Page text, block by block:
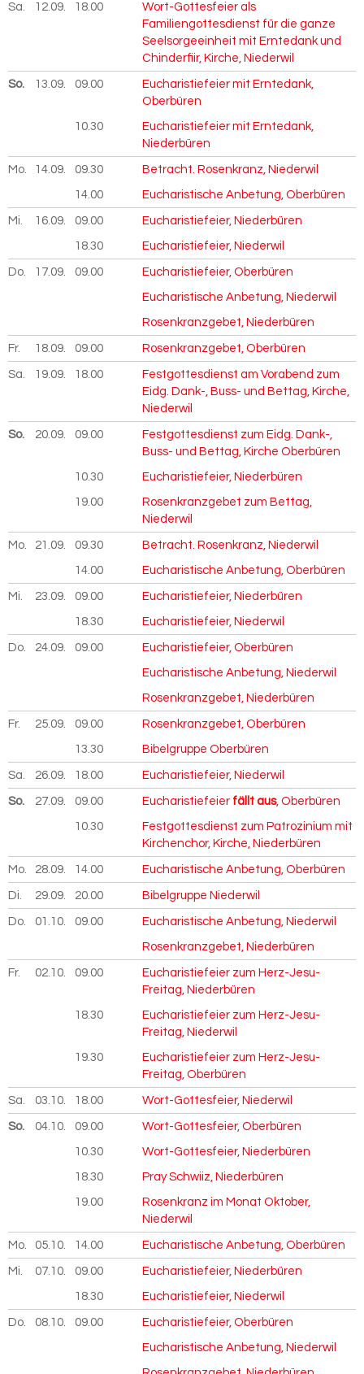
Sa. 12.09. 2026
18.00
Wort-Gottesfeier als
Familiengottesdienst für die ganze
Seelsorgeeinheit mit Erntedank und
Chinderfiir, Kirche, Niederwil
So. 13.09. 2026
09.00
Eucharistiefeier mit Erntedank,
Oberbüren
10.30
Eucharistiefeier mit Erntedank,
Niederbüren
Mo. 14.09. 2026
09.30 Betracht. Rosenkranz, Niederwil
14.00 Eucharistische Anbetung, Oberbüren
Mi. 16.09. 2026
09.00 Eucharistiefeier, Niederbüren
18.30 Eucharistiefeier, Niederwil
Do. 17.09. 2026
09.00 Eucharistiefeier, Oberbüren
Eucharistische Anbetung, Niederwil
Rosenkranzgebet, Niederbüren
Fr. 18.09. 2026
09.00 Rosenkranzgebet, Oberbüren
Sa. 19.09. 2026
18.00
Festgottesdienst am Vorabend zum
Eidg. Dank-, Buss- und Bettag, Kirche,
Niederwil
So. 20.09. 2026
09.00
Festgottesdienst zum Eidg. Dank-,
Buss- und Bettag, Kirche Oberbüren
10.30 Eucharistiefeier, Niederbüren
19.00
Rosenkranzgebet zum Bettag,
Niederwil
Mo. 21.09. 2026
09.30 Betracht. Rosenkranz, Niederwil
14.00 Eucharistische Anbetung, Oberbüren
Mi. 23.09. 2026
09.00 Eucharistiefeier, Niederbüren
18.30 Eucharistiefeier, Niederwil
Do. 24.09. 2026
09.00 Eucharistiefeier, Oberbüren
Eucharistische Anbetung, Niederwil
Rosenkranzgebet, Niederbüren
Fr. 25.09. 2026
09.00 Rosenkranzgebet, Oberbüren
13.30 Bibelgruppe Oberbüren
Sa. 26.09. 2026
18.00 Eucharistiefeier, Niederwil
So. 27.09. 2026
09.00 Eucharistiefeier fällt aus, Oberbüren
10.30
Festgottesdienst zum Patrozinium mit
Kirchenchor, Kirche, Niederbüren
Mo. 28.09. 2026
14.00 Eucharistische Anbetung, Oberbüren
Di. 29.09. 2026
20.00 Bibelgruppe Niederwil
Do. 01.10. 2026
09.00 Eucharistische Anbetung, Niederwil
Rosenkranzgebet, Niederbüren
Fr. 02.10. 2026
09.00
Eucharistiefeier zum Herz-Jesu-
Freitag, Niederbüren
18.30
Eucharistiefeier zum Herz-Jesu-
Freitag, Niederwil
19.30
Eucharistiefeier zum Herz-Jesu-
Freitag, Oberbüren
Sa. 03.10. 2026
18.00 Wort-Gottesfeier, Niederwil
So. 04.10. 2026
09.00 Wort-Gottesfeier, Oberbüren
10.30 Wort-Gottesfeier, Niederbüren
18.30 Pray Schwiiz, Niederbüren
19.00
Rosenkranz im Monat Oktober,
Niederwil
Mo. 05.10. 2026
14.00 Eucharistische Anbetung, Oberbüren
Mi. 07.10. 2026
09.00 Eucharistiefeier, Niederbüren
18.30 Eucharistiefeier, Niederwil
Do. 08.10. 2026
09.00 Eucharistiefeier, Oberbüren
Eucharistische Anbetung, Niederwil